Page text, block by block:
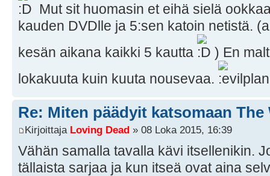
Mut sit huomasin et eihä sielä
kauden DVDlle ja 5:sen katoin netistä.
kesän aikana kaikki 5 kautta
) En
lokakuuta kuin kuuta nousevaa.
Re: Miten päädyit katsomaan The
Kirjoittaja Loving Dead » 08 Loka 2015, 16:39
Vähän samalla tavalla kävi itsellenikin.
tällaista sarjaa ja kun itseä ovat aina